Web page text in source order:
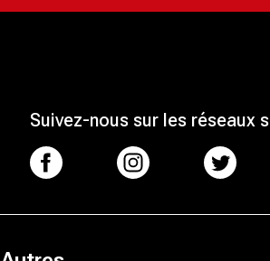
Suivez-nous sur les réseaux